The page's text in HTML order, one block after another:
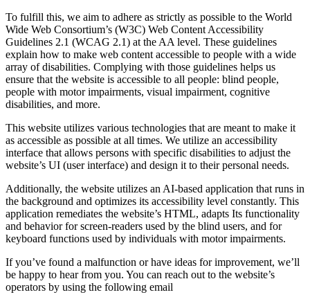
To fulfill this, we aim to adhere as strictly as possible to the World
Wide Web Consortium’s (W3C) Web Content Accessibility
Guidelines 2.1 (WCAG 2.1) at the AA level. These guidelines
explain how to make web content accessible to people with a wide
array of disabilities. Complying with those guidelines helps us
ensure that the website is accessible to all people: blind people,
people with motor impairments, visual impairment, cognitive
disabilities, and more.
This website utilizes various technologies that are meant to make it
as accessible as possible at all times. We utilize an accessibility
interface that allows persons with specific disabilities to adjust the
website’s UI (user interface) and design it to their personal needs.
Additionally, the website utilizes an AI-based application that runs in
the background and optimizes its accessibility level constantly. This
application remediates the website’s HTML, adapts Its functionality
and behavior for screen-readers used by the blind users, and for
keyboard functions used by individuals with motor impairments.
If you’ve found a malfunction or have ideas for improvement, we’ll
be happy to hear from you. You can reach out to the website’s
operators by using the following email